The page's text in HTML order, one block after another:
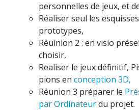
personnelles de jeux, et
Réaliser seul les
prototypes,
Réuinion 2 : en visio
choisir,
Realiser le jeux définitif,
pions en conception 3D,
Réunion 3 préparer le
par Ordinateurdu projet.